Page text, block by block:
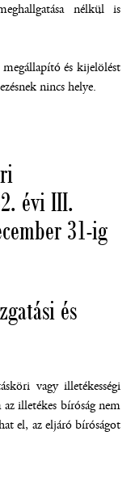
nélkül is
és kijelölést
nincs helye.
évi III.
31-ig
és
vagy illetékességi
az illetékes bíróság nem
el, az eljáró bíróságot